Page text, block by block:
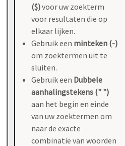
($)voor uw zoekterm
voor resultaten die op
elkaar lijken.
Gebruik een minteken (-)
om zoektermen uit te
sluiten.
Gebruik een Dubbele
aanhalingstekens (" ")
aan het begin en einde
van uw zoektermen om
naar de exacte
combinatie van woorden